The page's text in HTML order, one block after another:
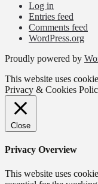
Log in
Entries feed
Comments feed
WordPress.org
Proudly powered by
This website uses
Privacy & Cookies
Close
Privacy Overview
This website uses